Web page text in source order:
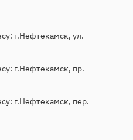
г.Нефтекамск, ул.
г.Нефтекамск, пр.
г.Нефтекамск, пер.